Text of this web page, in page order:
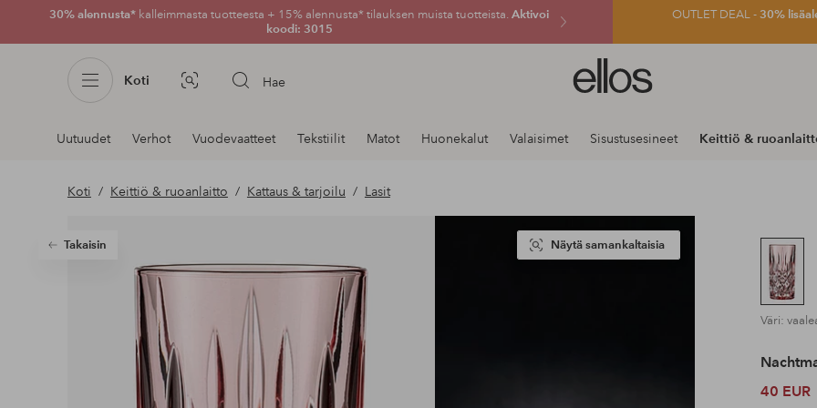
30% alennusta* kalleimmasta tuotteesta + 15% alennusta* tilauksen muista tuotteista. Aktivoi
koodi: 3015
OUTLET DEAL -30%
Koti Kuvahaku Hae
Ellos-
logo
siirry
Navigointi
osastoilla
Uutuudet Verhot Vuodevaatteet Tekstiilit Matot Huonekalut Valaisimet Sisustusesineet Keittiö &
Koti Keittiö & ruoanlaitto Kattaus & tarjoilu Lasit
Takaisin Näytä samankaltaisia
Väri:
40 EUR